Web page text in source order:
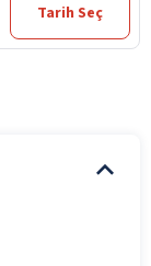
Tarih Seç